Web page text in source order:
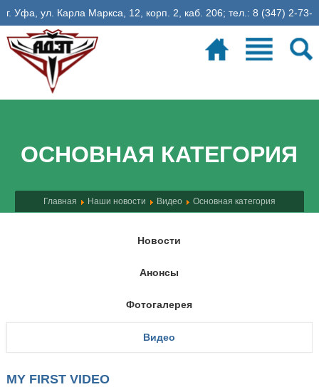
г. Уфа, ул. Карла Маркса, 12, корп. 2, каб. 206; тел.: 8 (347) 2-73-
06-35, эл. почта: fadet@ugatu.su
ОСНОВНАЯ КАТЕГОРИЯ
Главная Наши новости Видео Основная категория
Новости
Анонсы
Фотогалерея
Видео
MY FIRST VIDEO